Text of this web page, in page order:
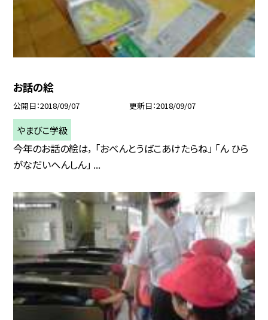
お話の絵
公開日 2018/09/07 更新日 2018/09/07
やまびこ学級
今年のお話の絵は， 「おべんとうばこあけたらね」 「ん ひら
がなだいへんしん」 ...